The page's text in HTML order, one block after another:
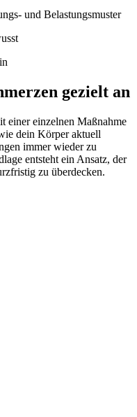
und Belastungsmuster
gezielt an
einer einzelnen Maßnahme
dein Körper aktuell
immer wieder zu
entsteht ein Ansatz, der
zu überdecken.